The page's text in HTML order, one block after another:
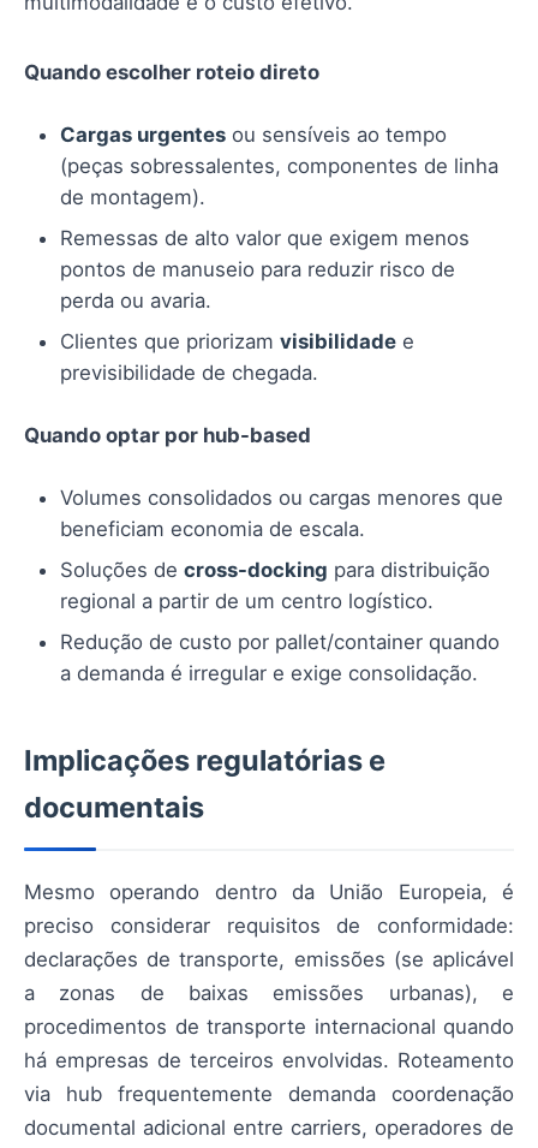
Quando escolher roteio direto
Cargas urgentes ou sensíveis ao tempo
(peças sobressalentes, componentes de linha
de montagem).
Remessas de alto valor que exigem menos
pontos de manuseio para reduzir risco de
perda ou avaria.
Clientes que priorizam visibilidade e
previsibilidade de chegada.
Quando optar por hub-based
Volumes consolidados ou cargas menores que
beneficiam economia de escala.
Soluções de cross-docking para distribuição
regional a partir de um centro logístico.
Redução de custo por pallet/container quando
a demanda é irregular e exige consolidação.
Implicações regulatórias e
documentais
Mesmo operando dentro da União Europeia, é
preciso considerar requisitos de conformidade:
declarações de transporte, emissões (se aplicável
a zonas de baixas emissões urbanas), e
procedimentos de transporte internacional quando
há empresas de terceiros envolvidas. Roteamento
via hub frequentemente demanda coordenação
documental adicional entre carriers, operadores de